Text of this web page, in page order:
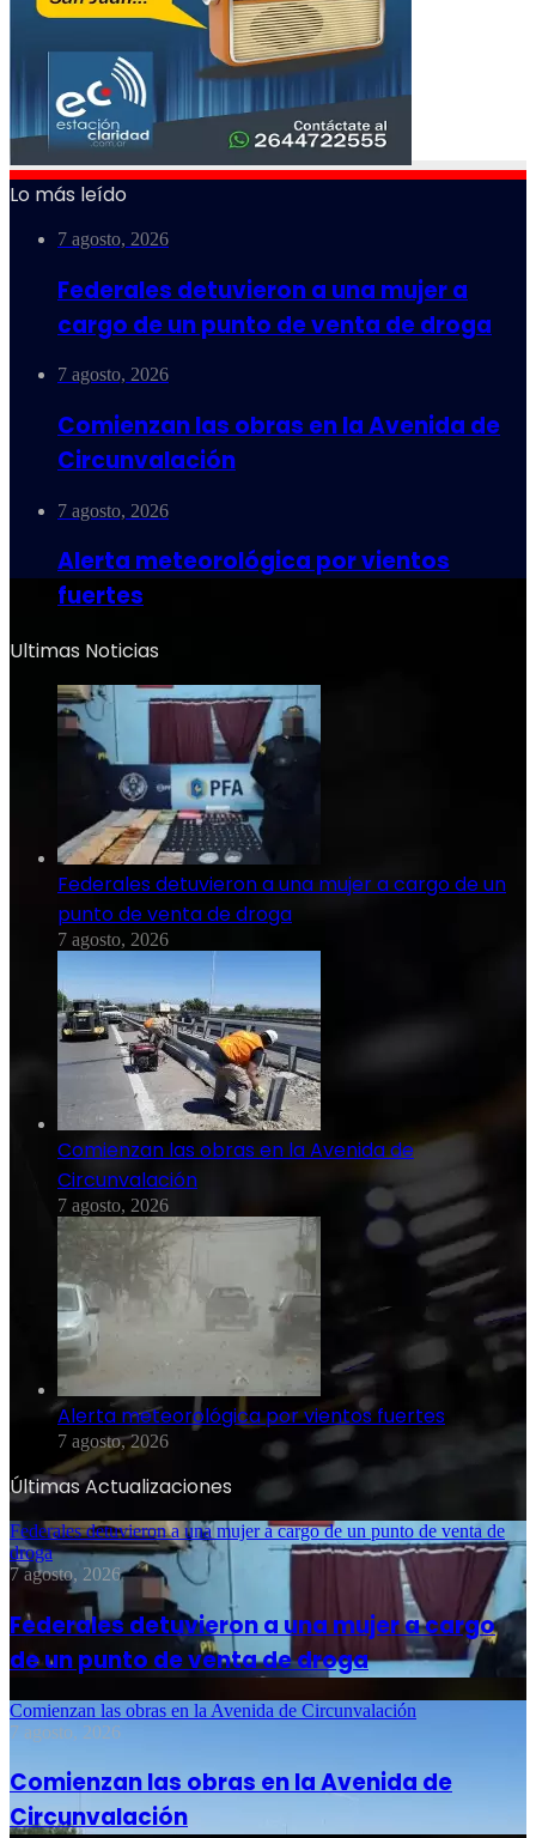
Lo más leído
7 agosto, 2026
Federales detuvieron a una mujer a
cargo de un punto de venta de droga
7 agosto, 2026
Comienzan las obras en la Avenida de
Circunvalación
7 agosto, 2026
Alerta meteorológica por vientos
fuertes
Ultimas Noticias
Federales detuvieron a una mujer a cargo de un
punto de venta de droga
7 agosto, 2026
Comienzan las obras en la Avenida de
Circunvalación
7 agosto, 2026
Alerta meteorológica por vientos fuertes
7 agosto, 2026
Últimas Actualizaciones
Federales detuvieron a una mujer a cargo de un punto de venta de
droga
7 agosto, 2026
Federales detuvieron a una mujer a cargo
de un punto de venta de droga
Comienzan las obras en la Avenida de Circunvalación
7 agosto, 2026
Comienzan las obras en la Avenida de
Circunvalación